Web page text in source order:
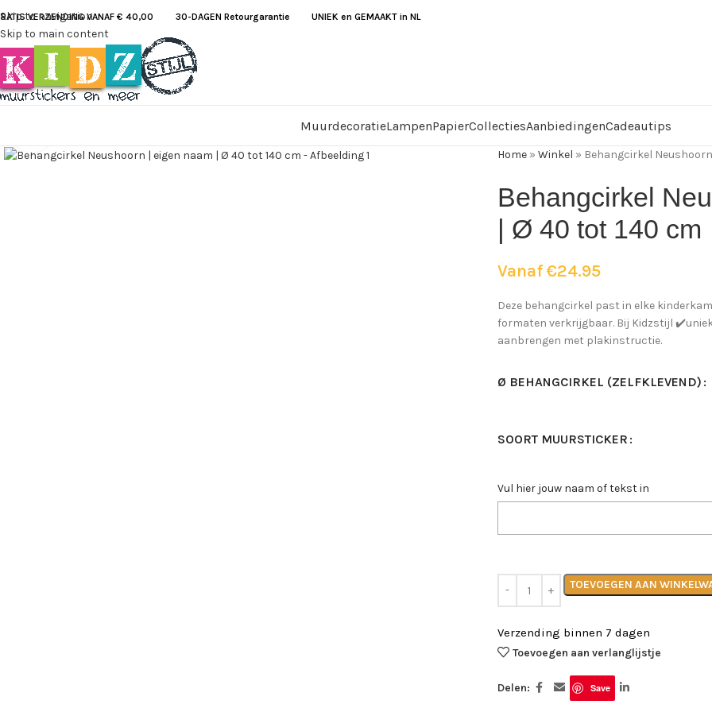
Skip to navigation
Skip to main content
VERZENDING VANAF € 40,00 30-DAGEN Retourgarantie UNIEK en GEMAAKT in NL
MuurdecoratieLampenPapierCollectiesAanbiedingenCadeautips
Home» Winkel » Behangcirkel
Behangcirkel
| Ø 40 tot 140 cm
Vanaf €24.95
Deze behangcirkel past in elke
formaten verkrijgbaar. Bij Kidzstijl
aanbrengen met plakinstructie.
Ø BEHANGCIRKEL (ZELFKLEVEND)
SOORT MUURSTICKER
Vul hier jouw naam of tekst in
TOEVOEGEN AAN
Verzending binnen 7 dagen
Toevoegen aan verlanglijstje
Delen: Save